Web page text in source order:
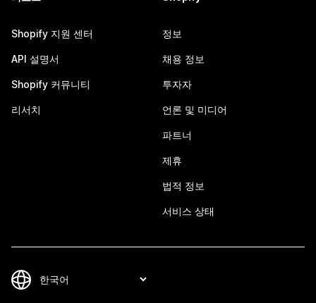
Shopify 지원 센터
API 설명서
Shopify 커뮤니티
리서치
정보
채용 정보
투자자
언론 및 미디어
파트너
제휴
법적 정보
서비스 상태